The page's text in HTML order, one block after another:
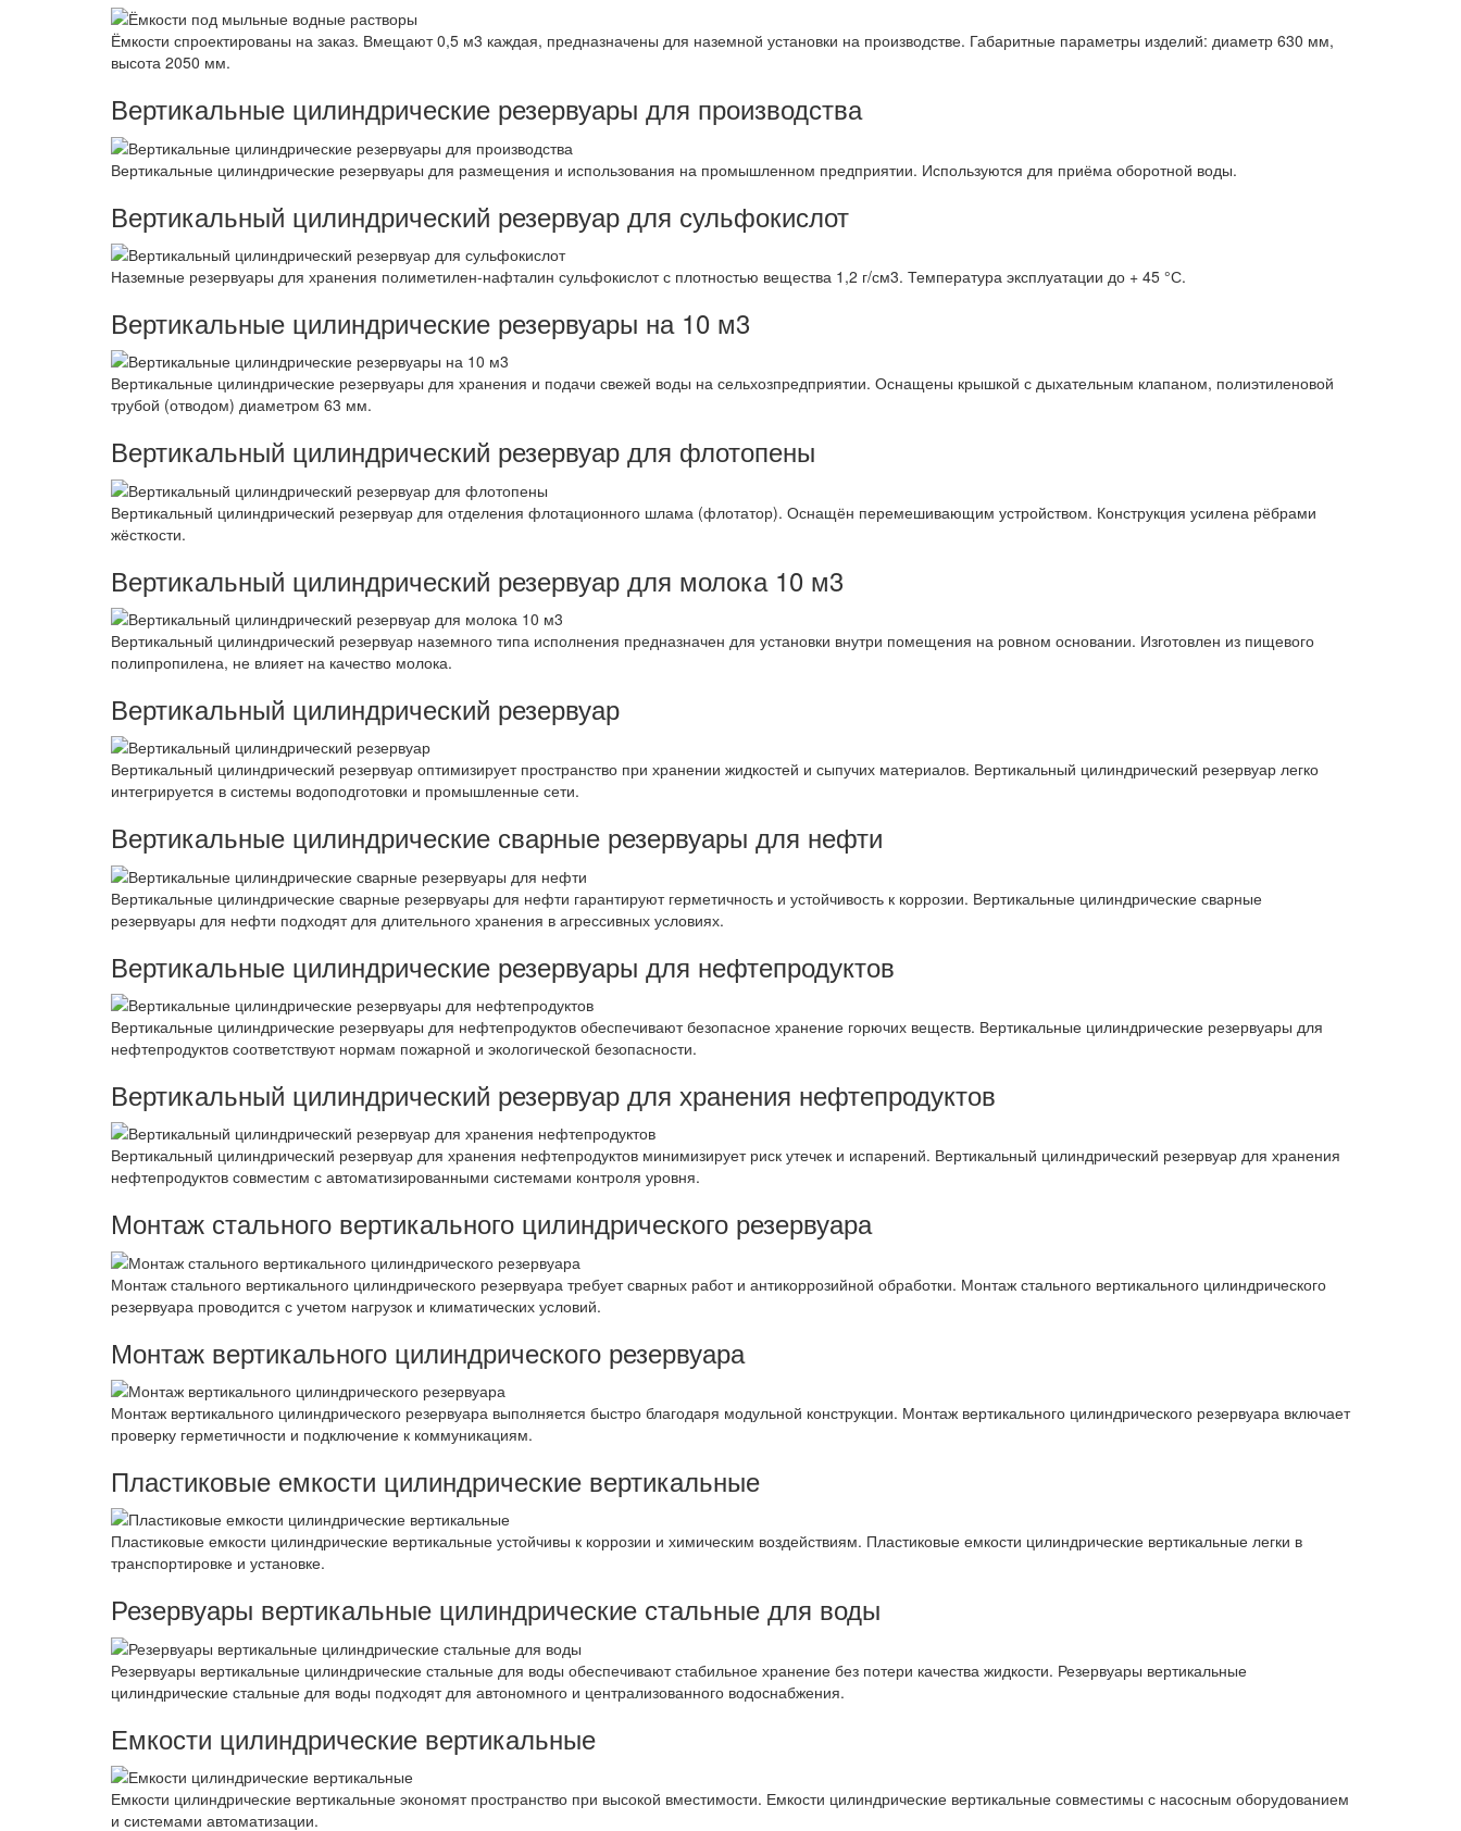
Ёмкости спроектированы на заказ. Вмещают 0,5 м3 каждая, предназначены для наземной установки на производстве. Габаритные параметры изделий: диаметр 630 мм,
высота 2050 мм.
Вертикальные цилиндрические резервуары для производства
Вертикальные цилиндрические резервуары для размещения и использования на промышленном предприятии. Используются для приёма оборотной воды.
Вертикальный цилиндрический резервуар для сульфокислот
Наземные резервуары для хранения полиметилен-нафталин сульфокислот с плотностью вещества 1,2 г/см3. Температура эксплуатации до + 45 °С.
Вертикальные цилиндрические резервуары на 10 м3
Вертикальные цилиндрические резервуары для хранения и подачи свежей воды на сельхозпредприятии. Оснащены крышкой с дыхательным клапаном, полиэтиленовой
трубой (отводом) диаметром 63 мм.
Вертикальный цилиндрический резервуар для флотопены
Вертикальный цилиндрический резервуар для отделения флотационного шлама (флотатор). Оснащён перемешивающим устройством. Конструкция усилена рёбрами
жёсткости.
Вертикальный цилиндрический резервуар для молока 10 м3
Вертикальный цилиндрический резервуар наземного типа исполнения предназначен для установки внутри помещения на ровном основании. Изготовлен из пищевого
полипропилена, не влияет на качество молока.
Вертикальный цилиндрический резервуар
Вертикальный цилиндрический резервуар оптимизирует пространство при хранении жидкостей и сыпучих материалов. Вертикальный цилиндрический резервуар легко
интегрируется в системы водоподготовки и промышленные сети.
Вертикальные цилиндрические сварные резервуары для нефти
Вертикальные цилиндрические сварные резервуары для нефти гарантируют герметичность и устойчивость к коррозии. Вертикальные цилиндрические сварные
резервуары для нефти подходят для длительного хранения в агрессивных условиях.
Вертикальные цилиндрические резервуары для нефтепродуктов
Вертикальные цилиндрические резервуары для нефтепродуктов обеспечивают безопасное хранение горючих веществ. Вертикальные цилиндрические резервуары для
нефтепродуктов соответствуют нормам пожарной и экологической безопасности.
Вертикальный цилиндрический резервуар для хранения нефтепродуктов
Вертикальный цилиндрический резервуар для хранения нефтепродуктов минимизирует риск утечек и испарений. Вертикальный цилиндрический резервуар для хранения
нефтепродуктов совместим с автоматизированными системами контроля уровня.
Монтаж стального вертикального цилиндрического резервуара
Монтаж стального вертикального цилиндрического резервуара требует сварных работ и антикоррозийной обработки. Монтаж стального вертикального цилиндрического
резервуара проводится с учетом нагрузок и климатических условий.
Монтаж вертикального цилиндрического резервуара
Монтаж вертикального цилиндрического резервуара выполняется быстро благодаря модульной конструкции. Монтаж вертикального цилиндрического резервуара включает
проверку герметичности и подключение к коммуникациям.
Пластиковые емкости цилиндрические вертикальные
Пластиковые емкости цилиндрические вертикальные устойчивы к коррозии и химическим воздействиям. Пластиковые емкости цилиндрические вертикальные легки в
транспортировке и установке.
Резервуары вертикальные цилиндрические стальные для воды
Резервуары вертикальные цилиндрические стальные для воды обеспечивают стабильное хранение без потери качества жидкости. Резервуары вертикальные
цилиндрические стальные для воды подходят для автономного и централизованного водоснабжения.
Емкости цилиндрические вертикальные
Емкости цилиндрические вертикальные экономят пространство при высокой вместимости. Емкости цилиндрические вертикальные совместимы с насосным оборудованием
и системами автоматизации.